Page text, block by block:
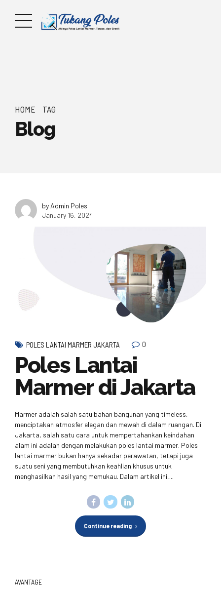
HOME TAG
Blog
by Admin Poles
January 16, 2024
POLES LANTAI MARMER JAKARTA 0
Poles Lantai
Marmer di Jakarta
Marmer adalah salah satu bahan bangunan yang timeless,
menciptakan atmosfer elegan dan mewah di dalam ruangan. Di
Jakarta, salah satu cara untuk mempertahankan keindahan
alam ini adalah dengan melakukan poles lantai marmer. Poles
lantai marmer bukan hanya sekadar perawatan, tetapi juga
suatu seni yang membutuhkan keahlian khusus untuk
menghasilkan hasil yang memukau. Dalam artikel ini,...
Continue reading
AVANTAGE